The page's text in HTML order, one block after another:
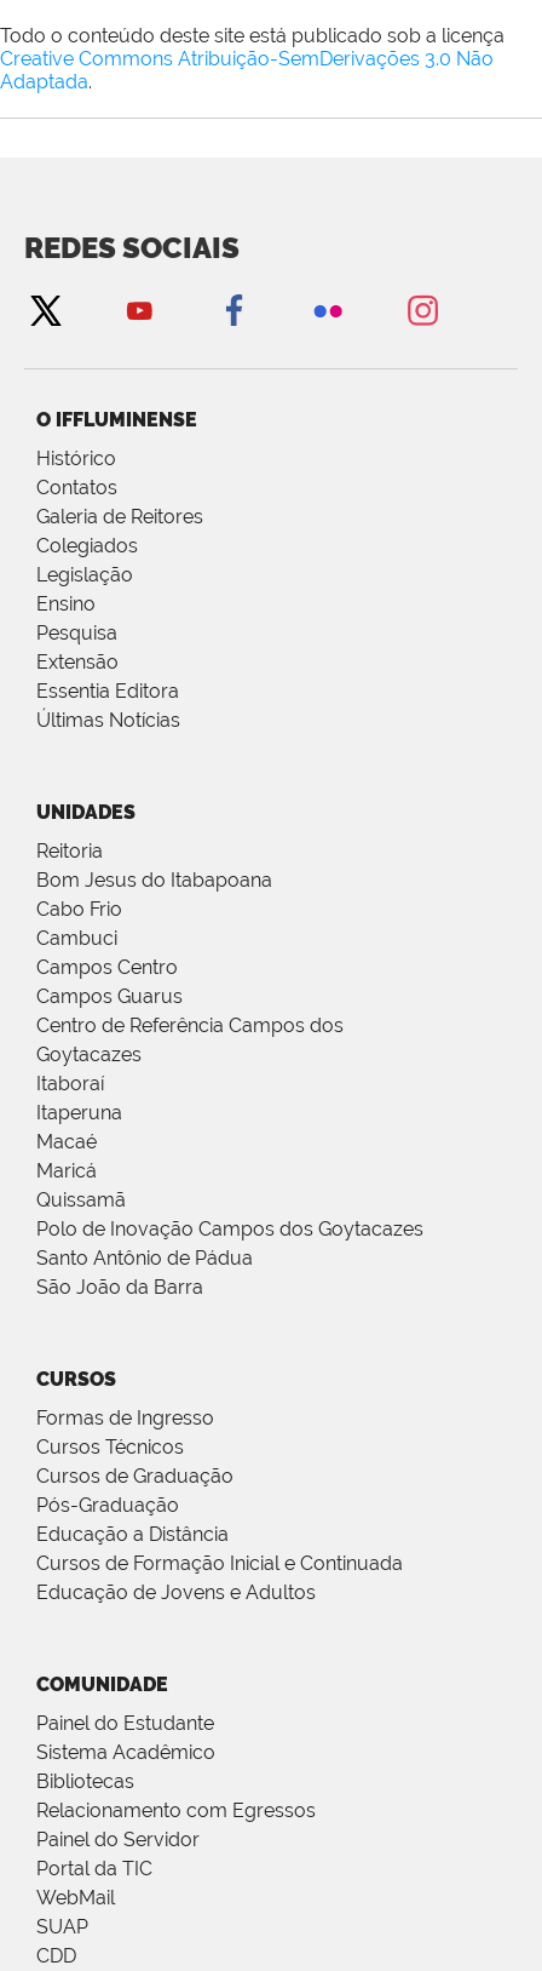
Todo o conteúdo deste site está publicado sob a licença
Creative Commons Atribuição-SemDerivações 3.0 Não
Adaptada.
REDES SOCIAIS
O IFFLUMINENSE
Histórico
Contatos
Galeria de Reitores
Colegiados
Legislação
Ensino
Pesquisa
Extensão
Essentia Editora
Últimas Notícias
UNIDADES
Reitoria
Bom Jesus do Itabapoana
Cabo Frio
Cambuci
Campos Centro
Campos Guarus
Centro de Referência Campos dos
Goytacazes
Itaboraí
Itaperuna
Macaé
Maricá
Quissamã
Polo de Inovação Campos dos Goytacazes
Santo Antônio de Pádua
São João da Barra
CURSOS
Formas de Ingresso
Cursos Técnicos
Cursos de Graduação
Pós-Graduação
Educação a Distância
Cursos de Formação Inicial e Continuada
Educação de Jovens e Adultos
COMUNIDADE
Painel do Estudante
Sistema Acadêmico
Bibliotecas
Relacionamento com Egressos
Painel do Servidor
Portal da TIC
WebMail
SUAP
CDD